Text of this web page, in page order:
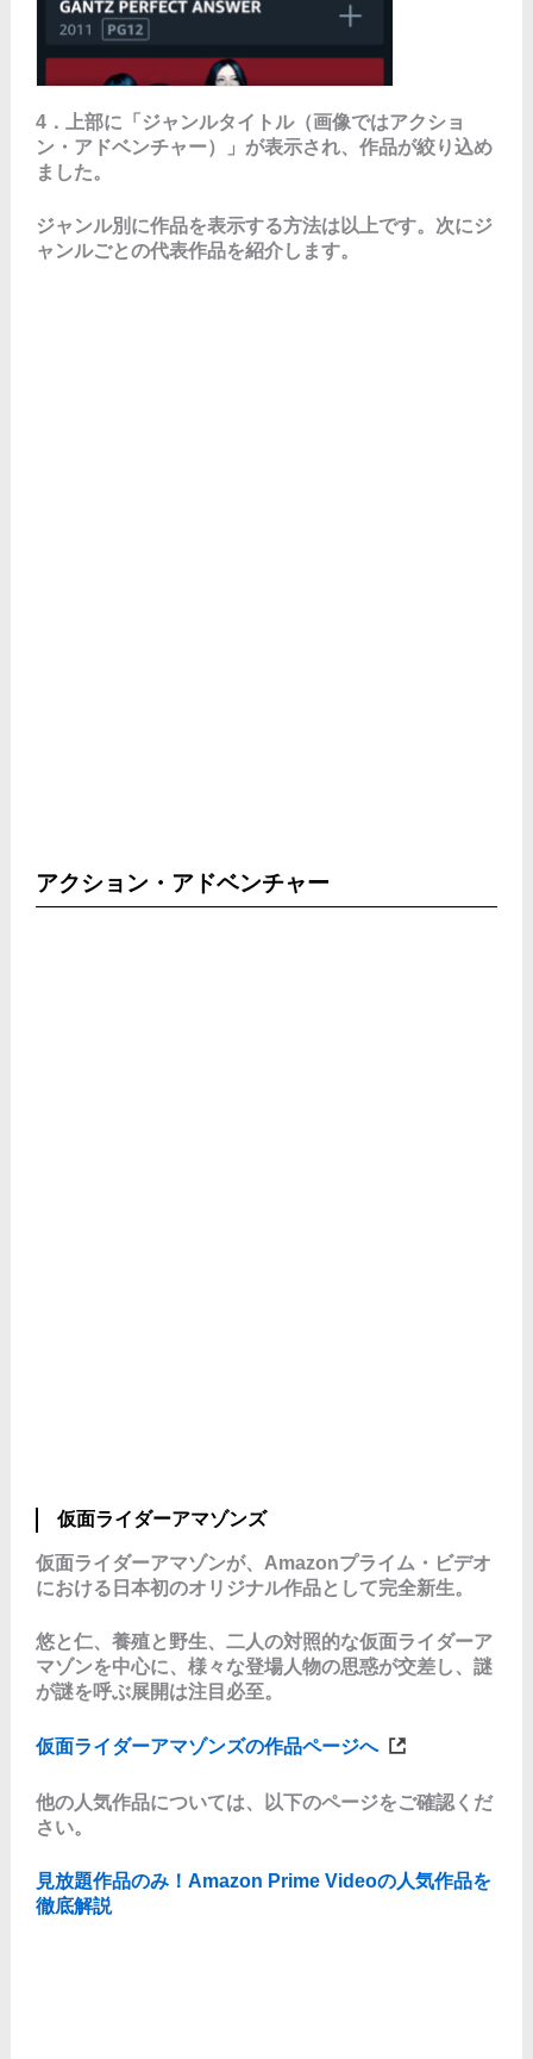
4．上部に「ジャンルタイトル（画像ではアクショ
ン・アドベンチャー）」が表示され、作品が絞り込め
ました。
ジャンル別に作品を表示する方法は以上です。次にジ
ャンルごとの代表作品を紹介します。
アクション・アドベンチャー
仮面ライダーアマゾンズ
仮面ライダーアマゾンが、Amazonプライム・ビデオ
における日本初のオリジナル作品として完全新生。
悠と仁、養殖と野生、二人の対照的な仮面ライダーア
マゾンを中心に、様々な登場人物の思惑が交差し、謎
が謎を呼ぶ展開は注目必至。
仮面ライダーアマゾンズの作品ページへ
他の人気作品については、以下のページをご確認くだ
さい。
見放題作品のみ！Amazon Prime Videoの人気作品を
徹底解説